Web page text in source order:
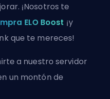
¡Nosotros te
ELO Boost ¡y
que te mereces!
a nuestro servidor
un montón de